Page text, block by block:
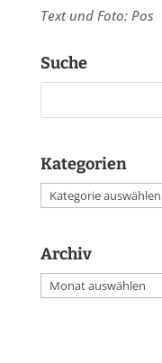
Text und Foto: Pos
Suche
Kategorien
Kategorien
Archiv
Archiv